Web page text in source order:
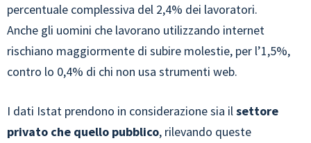
percentuale complessiva del 2,4% dei lavoratori.
Anche gli uomini che lavorano utilizzando internet
rischiano maggiormente di subire molestie, per l’1,5%,
contro lo 0,4% di chi non usa strumenti web.
I dati Istat prendono in considerazione sia il settore
privato che quello pubblico, rilevando queste